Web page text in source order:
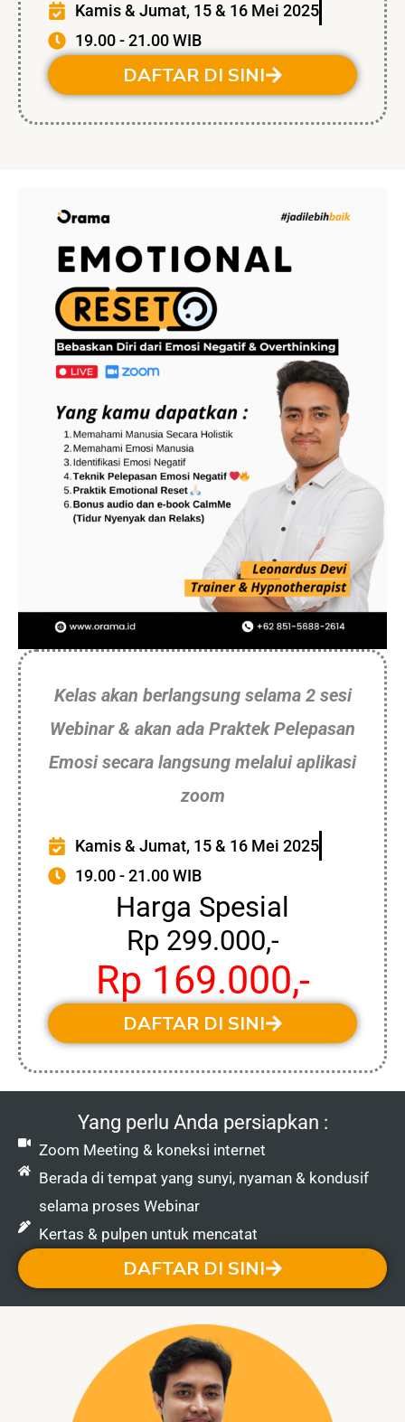
Kamis & Jumat, 15 & 16 Mei 2025
19.00 - 21.00 WIB
DAFTAR DI SINI
Kelas akan berlangsung selama 2 sesi
Webinar & akan ada Praktek Pelepasan
Emosi secara langsung melalui aplikasi
zoom
Kamis & Jumat, 15 & 16 Mei 2025
19.00 - 21.00 WIB
Harga Spesial
Rp 299.000,-
Rp 169.000,-
DAFTAR DI SINI
Yang perlu Anda persiapkan :
Zoom Meeting & koneksi internet
Berada di tempat yang sunyi, nyaman & kondusif
selama proses Webinar
Kertas & pulpen untuk mencatat
DAFTAR DI SINI